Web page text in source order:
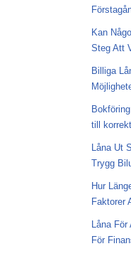
Kan
Steg Att
Billiga
till
Låna Ut
Trygg
Hur
Faktorer
Låna
För